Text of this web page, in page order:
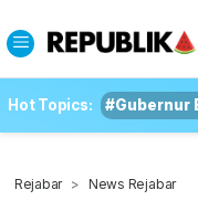
Hot Topics: #Gubernur
Rejabar News Rejabar